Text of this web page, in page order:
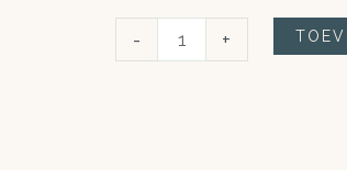
-
met
+